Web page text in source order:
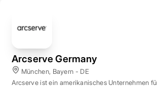
Arcserve Germany
München, Bayern - DE
Arcserve ist ein amerikanisches Unternehmen